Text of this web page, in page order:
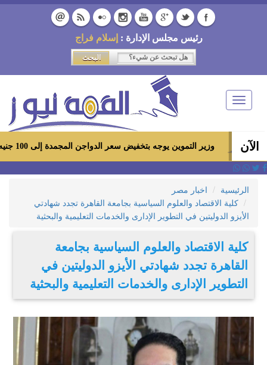
رئيس مجلس الإدارة : إسلام فراج
Toggle
navigation
الآنوزير التموين يوجه بتخفيض سعر الدواجن المجمدة إلى 100 جنيه للكيلو بالمجمعات الاستهلاكية ومعارض «أهلاً رمضان»
الرئيسية
اخبار مصر
كلية الاقتصاد والعلوم السياسية بجامعة القاهرة تجدد شهادتي
الأيزو الدوليتين في التطوير الإدارى والخدمات التعليمية والبحثية
كلية الاقتصاد والعلوم السياسية بجامعة
القاهرة تجدد شهادتي الأيزو الدوليتين في
التطوير الإدارى والخدمات التعليمية والبحثية